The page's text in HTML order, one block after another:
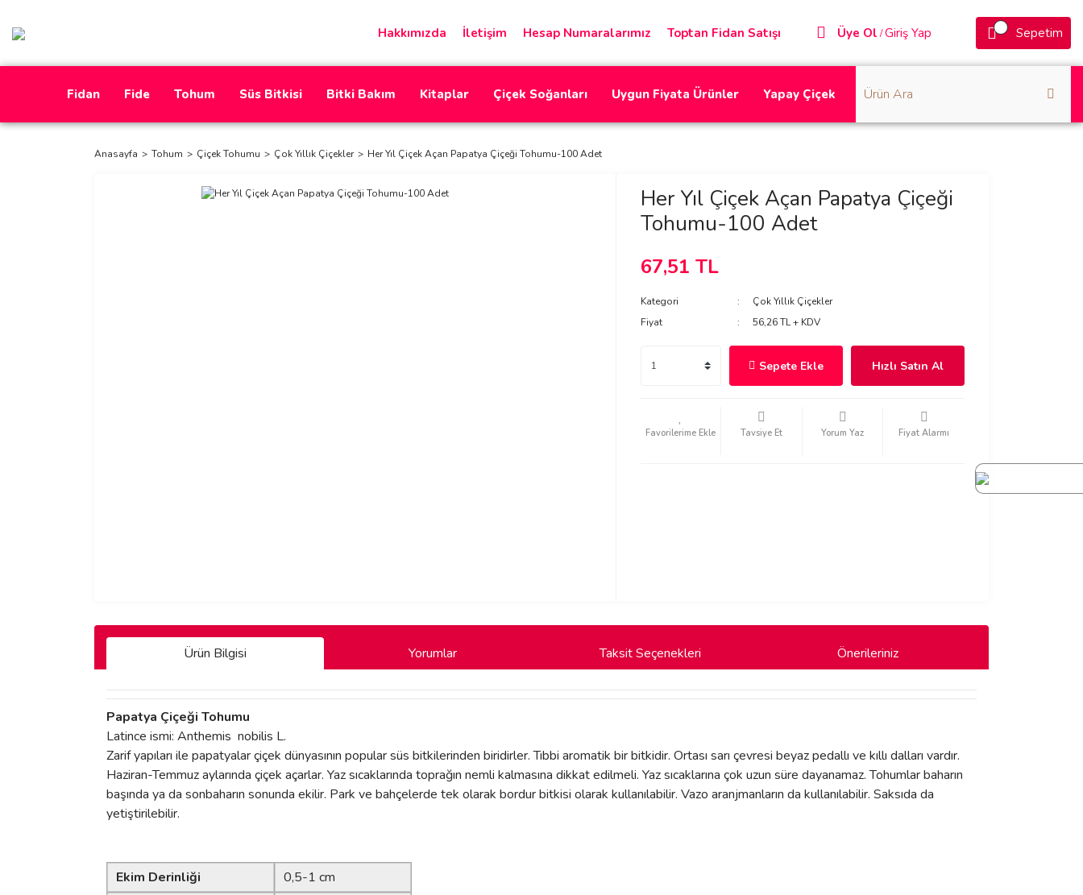
Hakkımızda İletişim Hesap Numaralarımız Toptan Fidan Satışı Üye Ol /Giriş Yap Sepetim
Fidan Fide Tohum Süs Bitkisi Bitki Bakım Kitaplar Çiçek Soğanları Uygun Fiyata Ürünler Yapay Çiçek
Anasayfa Tohum Çiçek Tohumu Çok Yıllık Çiçekler Her Yıl Çiçek Açan Papatya Çiçeği Tohumu-100 Adet
Her Yıl Çiçek Açan Papatya Çiçeği
Tohumu-100 Adet
67,51 TL
Kategori
Çok Yıllık Çiçekler
Fiyat
56,26 TL + KDV
Sepete Ekle Hızlı Satın Al
Tavsiye Et Yorum Yaz Fiyat Alarmı
Ürün Bilgisi Yorumlar Taksit Seçenekleri Önerileriniz
Papatya Çiçeği Tohumu
Latince ismi: Anthemis nobilis L.
Zarif yapıları ile papatyalar çiçek dünyasının popular süs bitkilerinden biridirler. Tıbbi aromatik bir bitkidir. Ortası sarı çevresi beyaz pedallı ve kıllı dalları vardır.
Haziran-Temmuz aylarında çiçek açarlar. Yaz sıcaklarında toprağın nemli kalmasına dikkat edilmeli. Yaz sıcaklarına çok uzun süre dayanamaz. Tohumlar baharın
başında ya da sonbaharın sonunda ekilir. Park ve bahçelerde tek olarak bordur bitkisi olarak kullanılabilir. Vazo aranjmanların da kullanılabilir. Saksıda da
yetiştirilebilir.
Ekim Derinliği
0,5-1 cm